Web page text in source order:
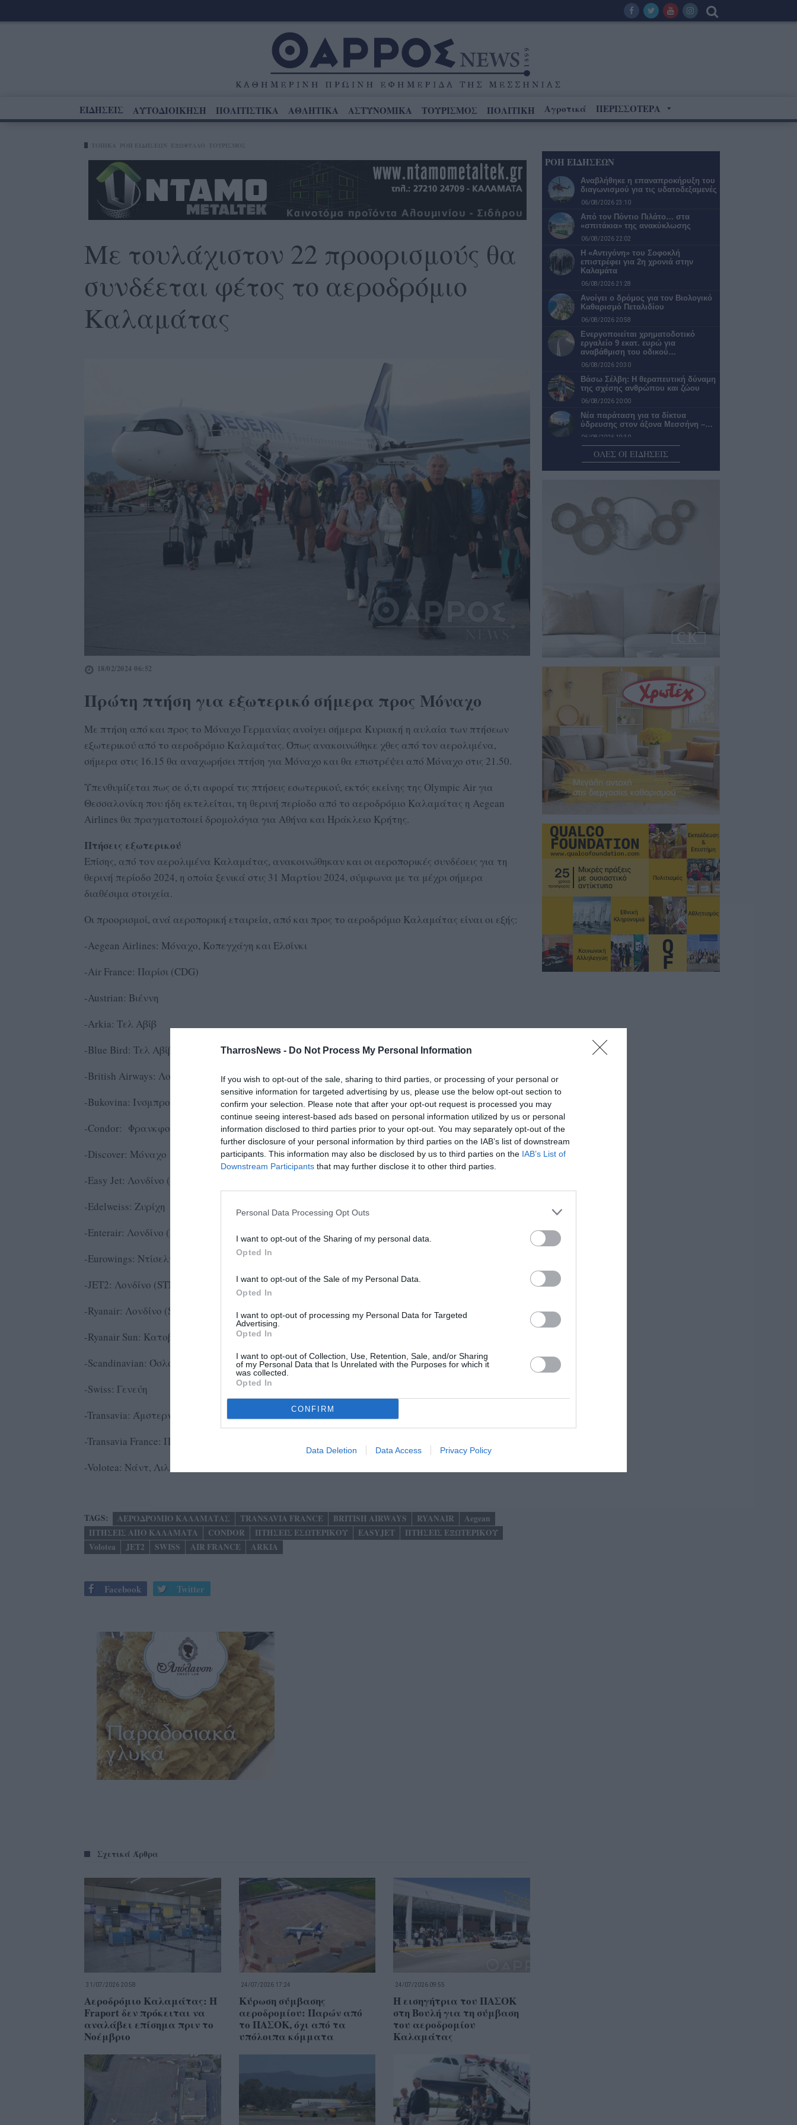
TharrosNews - Do Not Process My Personal Information
If you wish to opt-out of the sale, sharing to third parties, or processing of your personal or
sensitive information for targeted advertising by us, please use the below opt-out section to
confirm your selection. Please note that after your opt-out request is processed you may
continue seeing interest-based ads based on personal information utilized by us or personal
information disclosed to third parties prior to your opt-out. You may separately opt-out of the
further disclosure of your personal information by third parties on the IAB’s list of downstream
participants. This information may also be disclosed by us to third parties on the IAB’s List of
Downstream Participants that may further disclose it to other third parties.
Personal Data Processing Opt Outs
I want to opt-out of the Sharing of my personal data.
Opted In
I want to opt-out of the Sale of my Personal Data.
Opted In
I want to opt-out of processing my Personal Data for Targeted
Advertising.
Opted In
I want to opt-out of Collection, Use, Retention, Sale, and/or Sharing
of my Personal Data that Is Unrelated with the Purposes for which it
was collected.
Opted In
CONFIRM
Data Deletion Data Access Privacy Policy
ΕΙΔΗΣΕΙΣ ΑΥΤΟΔΙΟΙΚΗΣΗ ΠΟΛΙΤΙΣΤΙΚΑ ΑΘΛΗΤΙΚΑ ΑΣΤΥΝΟΜΙΚΑ ΤΟΥΡΙΣΜΟΣ ΠΟΛΙΤΙΚΗ Αγροτικά ΠΕΡΙΣΣΟΤΕΡΑ
Με τουλάχιστον 22 προορισμούς θα
συνδέεται φέτος το αεροδρόμιο
Καλαμάτας
18/02/2024 06:52
Πρώτη πτήση για εξωτερικό σήμερα προς Μόναχο
Με πτήση από και προς το Μόναχο Γερμανίας ανοίγει σήμερα Κυριακή η αυλαία των πτήσεων
εξωτερικού από το αεροδρόμιο Καλαμάτας. Όπως ανακοινώθηκε χθες από τον αερολιμένα,
σήμερα στις 16.15 θα αναχωρήσει πτήση για Μόναχο και θα επιστρέψει από Μόναχο στις 21.50.
Υπενθυμίζεται πως σε ό,τι αφορά τις πτήσεις εσωτερικού, εκτός εκείνης της Olympic Air για
Θεσσαλονίκη που ήδη εκτελείται, τη θερινή περίοδο από το αεροδρόμιο Καλαμάτας η Aegean
Airlines θα πραγματοποιεί δρομολόγια για Αθήνα και Ηράκλειο Κρήτης.
Πτήσεις εξωτερικού
Επίσης, από τον αερολιμένα Καλαμάτας, ανακοινώθηκαν και οι αεροπορικές συνδέσεις για τη
θερινή περίοδο 2024, η οποία ξενικά στις 31 Μαρτίου 2024, σύμφωνα με τα μέχρι σήμερα
διαθέσιμα στοιχεία.
Οι προορισμοί, ανά αεροπορική εταιρεία, από και προς το αεροδρόμιο Καλαμάτας είναι οι εξής:
-Aegean Airlines: Μόναχο, Κοπεγχάγη και Ελσίνκι
-Air France: Παρίσι (CDG)
-Austrian: Βιέννη
-Arkia: Τελ Αβίβ
-Blue Bird: Τελ Αβίβ
-British Airways: Λονδίνο (LHR )
-Bukovina: Ίνσμπρουκ
-Condor: Φρανκφούρτη
-Discover: Μόναχο
-Easy Jet: Λονδίνο (LGW)
-Edelweiss: Ζυρίχη
-Enterair: Λονδίνο (LGW), Παρίσι (CDG)
-Eurowings: Ντίσελντορφ
-JET2: Λονδίνο (STN), Μάντσεστερ, Μπέρμινχαμ
-Ryanair: Λονδίνο (STN), Βιέννη, Μιλάνο (BGY)
-Ryanair Sun: Κατοβίτσε
-Scandinavian: Όσλο, Στοκχόλμη
-Swiss: Γενεύη
-Transavia: Άμστερνταμ
-Transavia France: Παρίσι (ORY)
-Volotea: Νάντ, Λιλ, Λυών.
TAGS: ΑΕΡΟΔΡΟΜΙΟ ΚΑΛΑΜΑΤΑΣ TRANSAVIA FRANCE BRITISH AIRWAYS RYANAIR
Aegean
ΠΤΗΣΕΙΣ ΑΠΟ ΚΑΛΑΜΑΤΑ
CONDOR ΠΤΗΣΕΙΣ ΕΣΩΤΕΡΙΚΟΥ EASYJET
ΠΤΗΣΕΙΣ ΕΞΩΤΕΡΙΚΟΥ
Volotea
JET2 SWISS AIR FRANCE ARKIA
Facebook Twitter
Σχετικά Άρθρα
31/07/2026 20:58
Αεροδρόμιο Καλαμάτας: Η
Fraport δεν πρόκειται να
αναλάβει επίσημα πριν το
Νοέμβριο
24/07/2026 17:24
Κύρωση σύμβασης
αεροδρομίου: Παρών από
το ΠΑΣΟΚ, όχι από τα
υπόλοιπα κόμματα
24/07/2026 09:55
Η εισηγήτρια του ΠΑΣΟΚ
στη Βουλή για τη σύμβαση
του αεροδρομίου
Καλαμάτας
ΡΟΗ ΕΙΔΗΣΕΩΝ
Αναβλήθηκε η επαναπροκήρυξη του
διαγωνισμού για τις υδατοδεξαμενές
06/08/2026 23:10
Από τον Πόντιο Πιλάτο… στα
«σπιτάκια» της ανακύκλωσης
06/08/2026 22:02
Η «Αντιγόνη» του Σοφοκλή
επιστρέφει για 2η χρονιά στην
Καλαμάτα
06/08/2026 21:28
Ανοίγει ο δρόμος για τον Βιολογικό
Καθαρισμό Πεταλιδίου
06/08/2026 20:58
Ενεργοποιείται χρηματοδοτικό
εργαλείο 9 εκατ. ευρώ για
αναβάθμιση του οδικού…
06/08/2026 20:30
Βάσω Σέλβη: Η θεραπευτική δύναμη
της σχέσης ανθρώπου και ζώου
06/08/2026 20:00
Νέα παράταση για τα δίκτυα
ύδρευσης στον άξονα Μεσσήνη –…
06/08/2026 19:30
«Πράσινο φως» για τη μετατροπή
του Παλαιού Γυμνασίου Πύλου σε…
Διοκλής
ΟΛΕΣ ΟΙ ΕΙΔΗΣΕΙΣ